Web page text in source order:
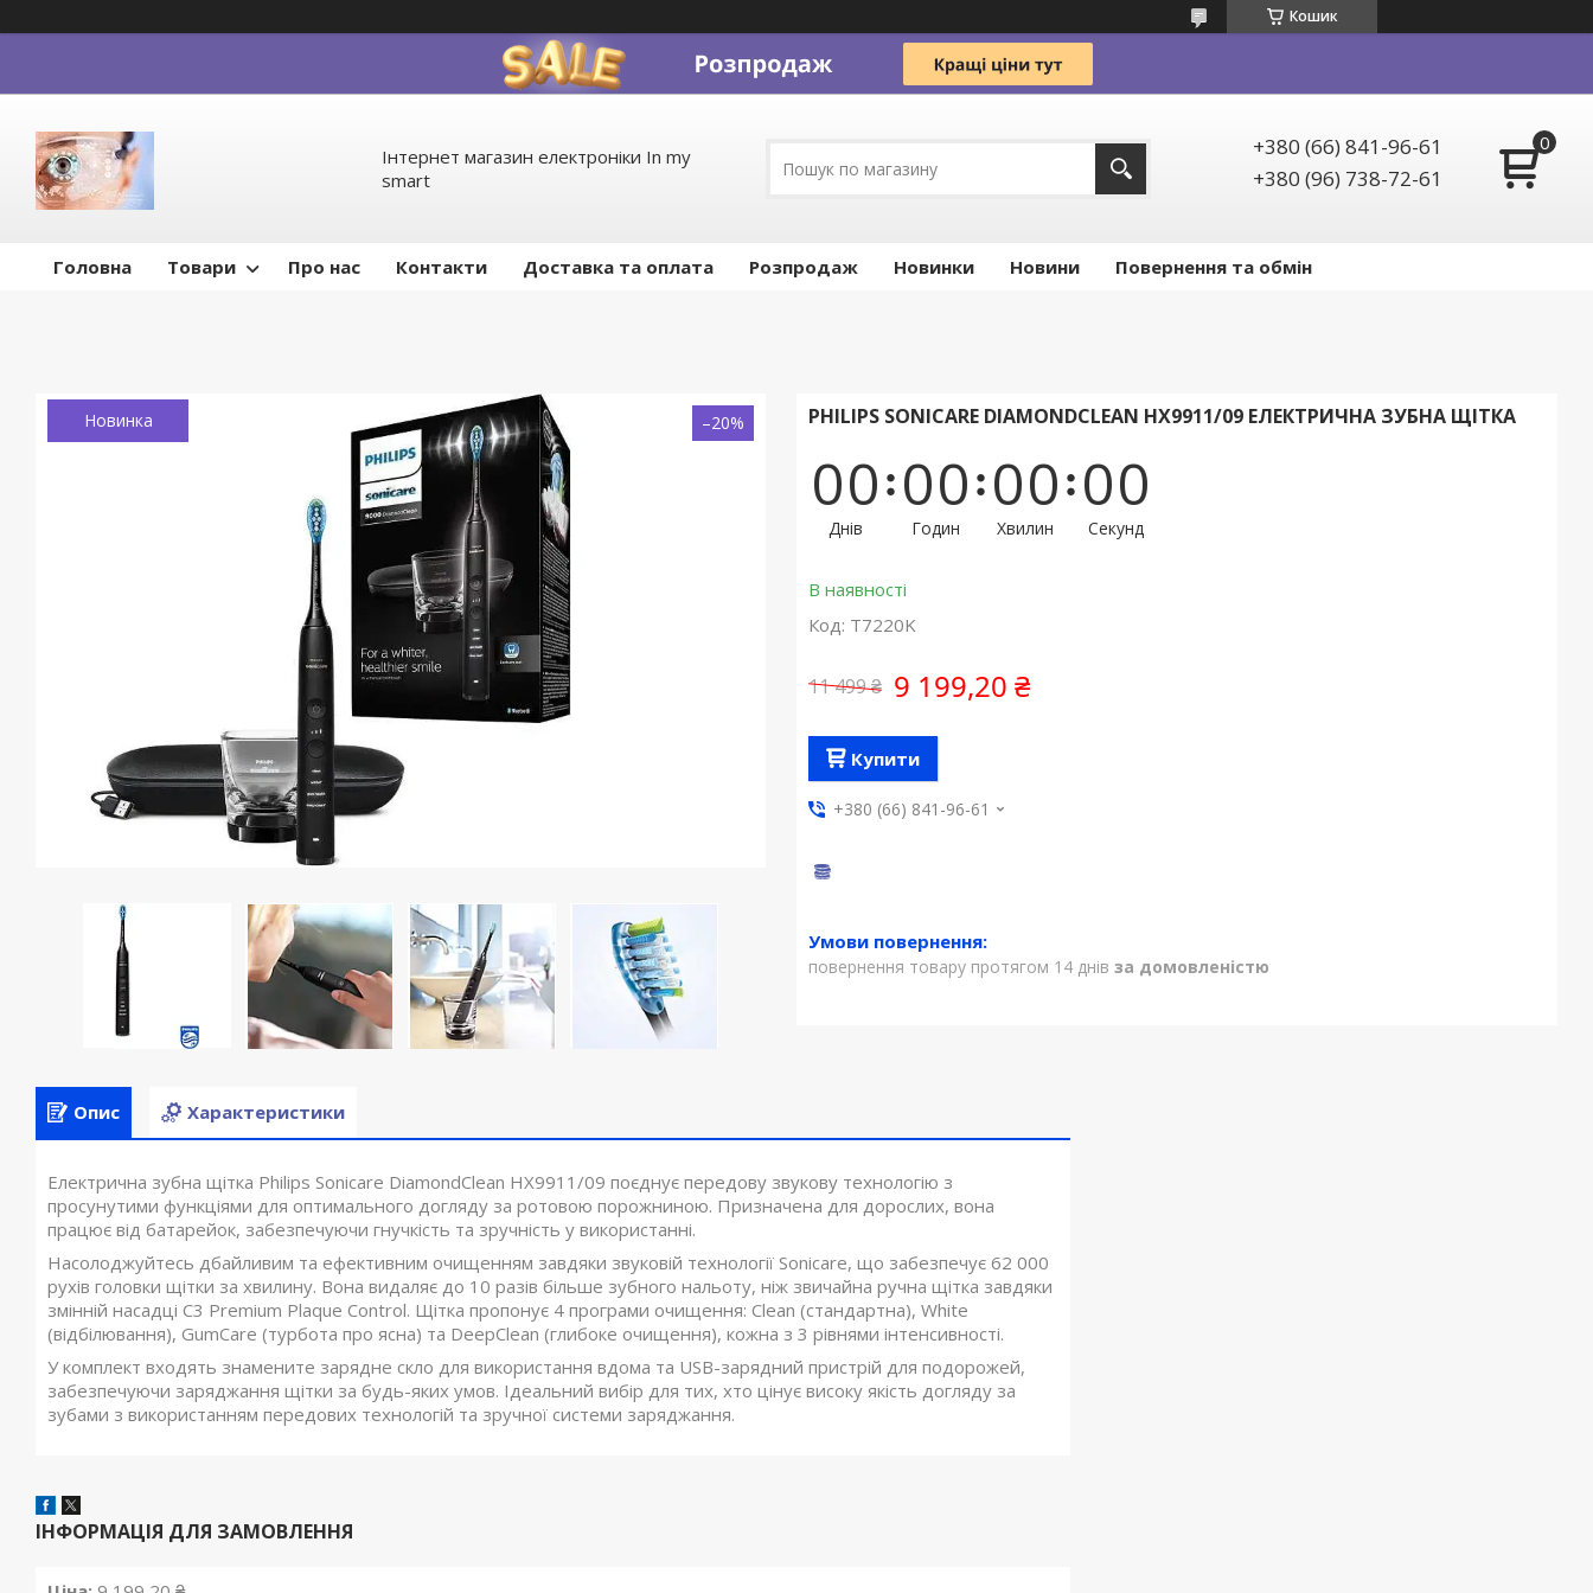
Кошик
Інтернет магазин електроніки In my
smart
+380 (66) 841-96-61
+380 (96) 738-72-61
Головна Товари Про нас Контакти Доставка та оплата Pозпродаж Новинки Новини Повернення та обмін
Новинка –20% PHILIPS SONICARE DIAMONDCLEAN HX9911/09 ЕЛЕКТРИЧНА ЗУБНА ЩІТКА
00
Днів
00
Годин
00
Хвилин
00
Секунд
В наявності
Код: T7220K
11 499 ₴ 9 199,20 ₴
Купити
+380 (66) 841-96-61
повернення товару протягом 14 днів за домовленістю
Опис Характеристики
Електрична зубна щітка Philips Sonicare DiamondClean HX9911/09 поєднує передову звукову технологію з
просунутими функціями для оптимального догляду за ротовою порожниною. Призначена для дорослих, вона
працює від батарейок, забезпечуючи гнучкість та зручність у використанні.
Насолоджуйтесь дбайливим та ефективним очищенням завдяки звуковій технології Sonicare, що забезпечує 62 000
рухів головки щітки за хвилину. Вона видаляє до 10 разів більше зубного нальоту, ніж звичайна ручна щітка завдяки
змінній насадці C3 Premium Plaque Control. Щітка пропонує 4 програми очищення: Clean (стандартна), White
(відбілювання), GumCare (турбота про ясна) та DeepClean (глибоке очищення), кожна з 3 рівнями інтенсивності.
У комплект входять знамените зарядне скло для використання вдома та USB-зарядний пристрій для подорожей,
забезпечуючи заряджання щітки за будь-яких умов. Ідеальний вибір для тих, хто цінує високу якість догляду за
зубами з використанням передових технологій та зручної системи заряджання.
ІНФОРМАЦІЯ ДЛЯ ЗАМОВЛЕННЯ